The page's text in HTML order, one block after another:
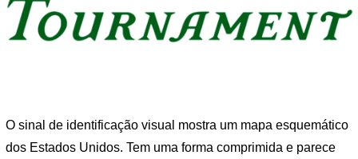
O sinal de identificação visual mostra um mapa esquemático
dos Estados Unidos. Tem uma forma comprimida e parece